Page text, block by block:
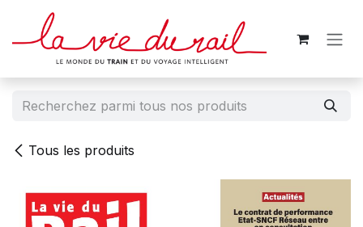
Se rendre au contenu
Tous les produits